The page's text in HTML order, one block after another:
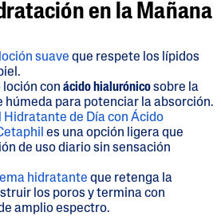
en la Mañana
suave que respete los lípidos
loción conácido hialurónicosobre la
húmeda para potenciar la absorción.
Hidratante de Día con Ácido
es una opción ligera que
de uso diario sin sensación
hidratante que retenga la
los poros y termina con
amplio espectro.